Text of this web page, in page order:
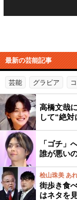
最新の芸能記事
芸能 グラビア
高橋文哉
して“絶
「ゴチ」
誰が悪い
桧山珠美 あ
街歩き食
はネタを